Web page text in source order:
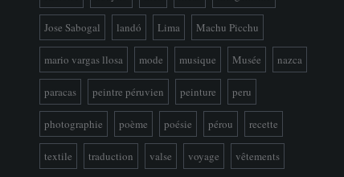
Jose Sabogal landó Lima Machu Picchu
mario vargas llosa mode musique Musée nazca
paracas peintre péruvien peinture peru
photographie poème poésie pérou recette
textile traduction valse voyage vêtements